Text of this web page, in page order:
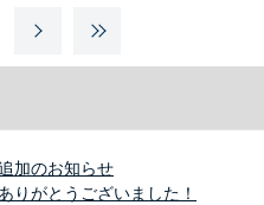
加のお知らせ
りがとうございました！